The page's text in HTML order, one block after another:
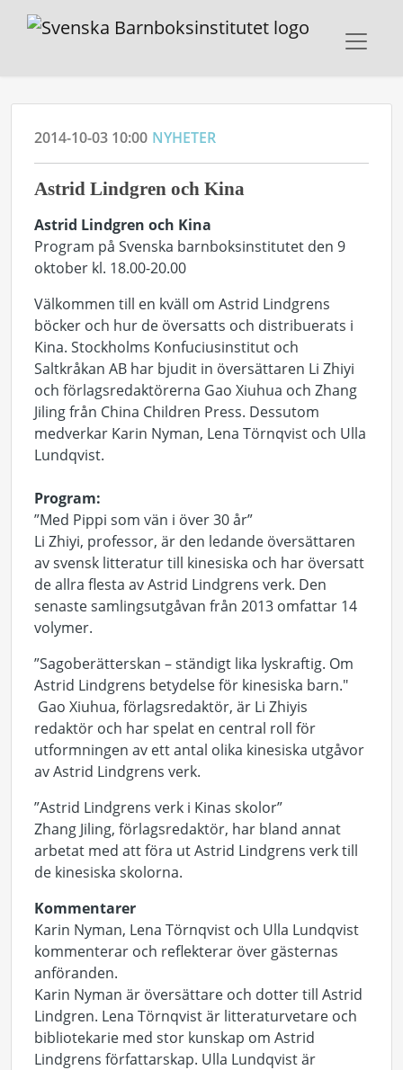
2014-10-03 10:00 NYHETER
Astrid Lindgren och Kina
Astrid Lindgren och Kina
Program på Svenska barnboksinstitutet den 9
oktober kl. 18.00-20.00
Välkommen till en kväll om Astrid Lindgrens
böcker och hur de översatts och distribuerats i
Kina. Stockholms Konfuciusinstitut och
Saltkråkan AB har bjudit in översättaren Li Zhiyi
och förlagsredaktörerna Gao Xiuhua och Zhang
Jiling från China Children Press. Dessutom
medverkar Karin Nyman, Lena Törnqvist och Ulla
Lundqvist.
Program:
”Med Pippi som vän i över 30 år”
Li Zhiyi, professor, är den ledande översättaren
av svensk litteratur till kinesiska och har översatt
de allra flesta av Astrid Lindgrens verk. Den
senaste samlingsutgåvan från 2013 omfattar 14
volymer.
”Sagoberätterskan – ständigt lika lyskraftig. Om
Astrid Lindgrens betydelse för kinesiska barn."
Gao Xiuhua, förlagsredaktör, är Li Zhiyis
redaktör och har spelat en central roll för
utformningen av ett antal olika kinesiska utgåvor
av Astrid Lindgrens verk.
”Astrid Lindgrens verk i Kinas skolor”
Zhang Jiling, förlagsredaktör, har bland annat
arbetat med att föra ut Astrid Lindgrens verk till
de kinesiska skolorna.
Kommentarer
Karin Nyman, Lena Törnqvist och Ulla Lundqvist
kommenterar och reflekterar över gästernas
anföranden.
Karin Nyman är översättare och dotter till Astrid
Lindgren. Lena Törnqvist är litteraturvetare och
bibliotekarie med stor kunskap om Astrid
Lindgrens författarskap. Ulla Lundqvist är